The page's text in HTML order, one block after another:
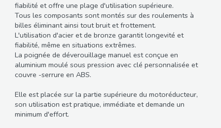
fiabilité et offre une plage d'utilisation supérieure.
Tous les composants sont montés sur des roulements à
billes éliminant ainsi tout bruit et frottement.
L'utilisation d'acier et de bronze garantit longevité et
fiabilité, même en situations extrêmes.
La poignée de déverouillage manuel est conçue en
aluminium moulé sous pression avec clé personnalisée et
couvre -serrure en ABS.
Elle est placée sur la partie supérieure du motoréducteur,
son utilisation est pratique, immédiate et demande un
minimum d'effort.